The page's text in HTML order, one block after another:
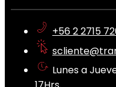
+56 2 2715
Lunes a